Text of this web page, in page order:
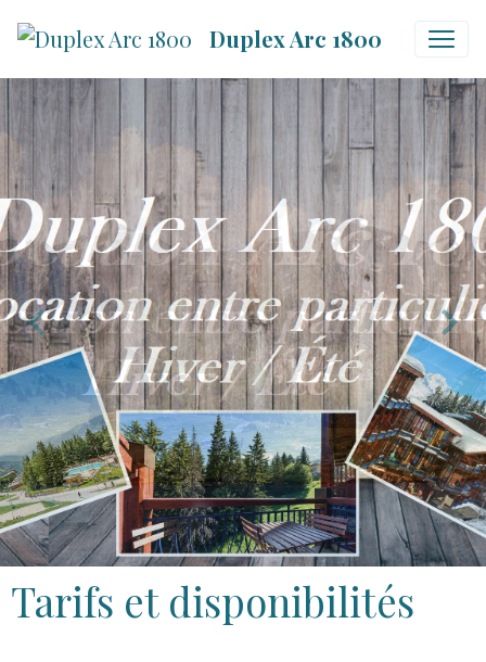
Duplex Arc 1800
Tarifs et disponibilités